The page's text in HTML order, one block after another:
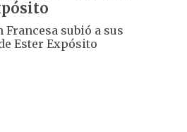
subió a sus
Ester Expósito